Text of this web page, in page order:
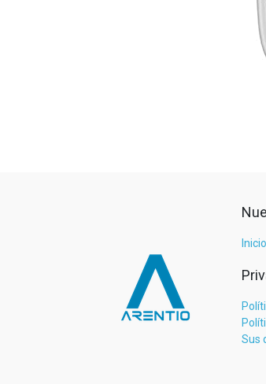
Inicio
Sus